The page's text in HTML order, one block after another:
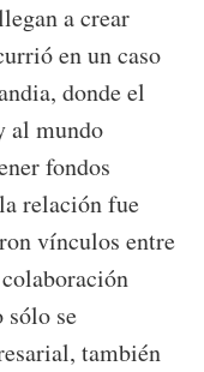
a crear
en un caso
donde el
al mundo
fondos
relación fue
vínculos entre
sólo se
también